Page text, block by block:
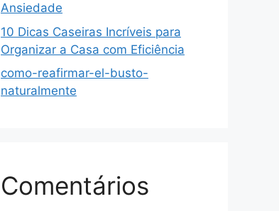
Ansiedade
10 Dicas Caseiras Incríveis para
Organizar a Casa com Eficiência
como-reafirmar-el-busto-
naturalmente
Comentários